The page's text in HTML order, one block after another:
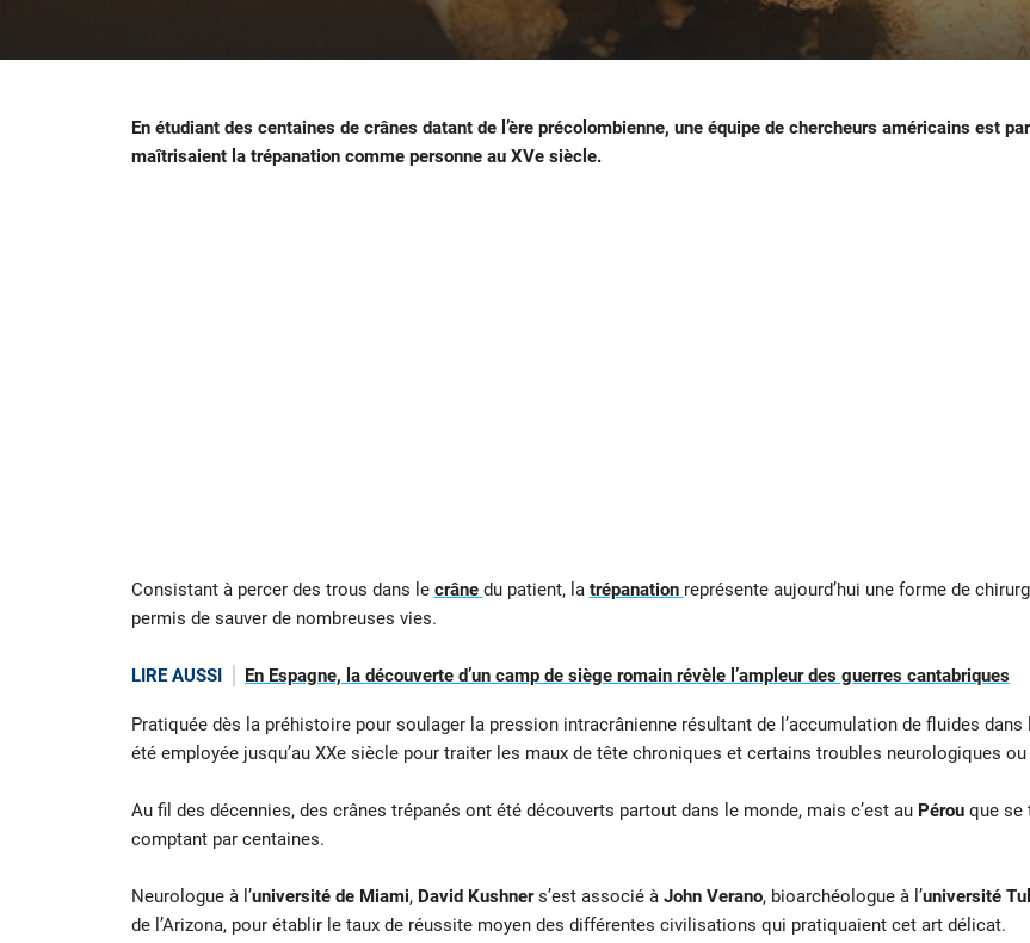
En étudiant des centaines de crânes datant de l’ère précolombienne, une équipe de chercheurs américains est
maîtrisaient la trépanation comme personne au XVe siècle.
Consistant à percer des trous dans le crâne du patient, la trépanation représente aujourd’hui une forme de
permis de sauver de nombreuses vies.
LIRE AUSSI En Espagne, la découverte d’un camp de siège romain révèle l’ampleur des guerres cantabriques
Pratiquée dès la préhistoire pour soulager la pression intracrânienne résultant de l’accumulation de fluides
été employée jusqu’au XXe siècle pour traiter les maux de tête chroniques et certains troubles neurologiques
Au fil des décennies, des crânes trépanés ont été découverts partout dans le monde, mais c’est au Pérouque se
comptant par centaines.
Neurologue à l’université de Miami, David Kushners’est associé à John Verano, bioarchéologue à l’université
de l’Arizona, pour établir le taux de réussite moyen des différentes civilisations qui pratiquaient cet art délicat.